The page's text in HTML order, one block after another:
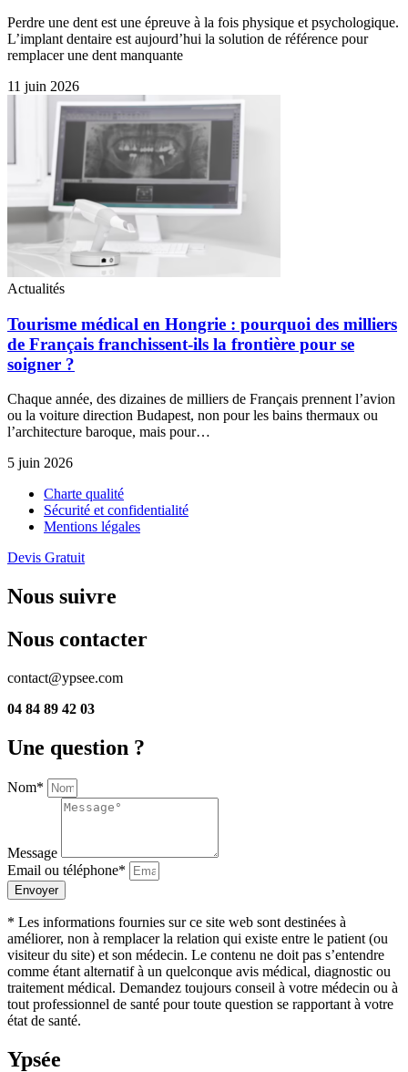
Perdre une dent est une épreuve à la fois physique et psychologique.
L’implant dentaire est aujourd’hui la solution de référence pour
remplacer une dent manquante
11 juin 2026
Actualités
Tourisme médical en Hongrie : pourquoi des milliers
de Français franchissent-ils la frontière pour se
soigner ?
Chaque année, des dizaines de milliers de Français prennent l’avion
ou la voiture direction Budapest, non pour les bains thermaux ou
l’architecture baroque, mais pour…
5 juin 2026
Charte qualité
Sécurité et confidentialité
Mentions légales
Devis Gratuit
Nous suivre
Nous contacter
contact@ypsee.com
04 84 89 42 03
Une question ?
Nom*
Message
Email ou téléphone*
Envoyer
* Les informations fournies sur ce site web sont destinées à
améliorer, non à remplacer la relation qui existe entre le patient (ou
visiteur du site) et son médecin. Le contenu ne doit pas s’entendre
comme étant alternatif à un quelconque avis médical, diagnostic ou
traitement médical. Demandez toujours conseil à votre médecin ou à
tout professionnel de santé pour toute question se rapportant à votre
état de santé.
Ypsée